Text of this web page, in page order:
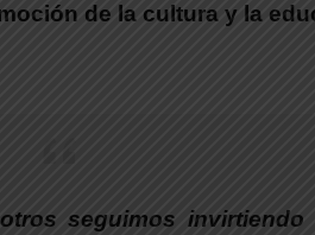
de la cultura y la
seguimos